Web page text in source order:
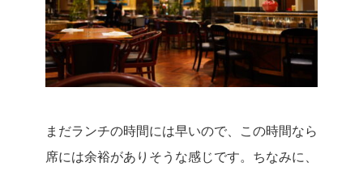
まだランチの時間には早いので、この時間なら
席には余裕がありそうな感じです。 ちなみに、